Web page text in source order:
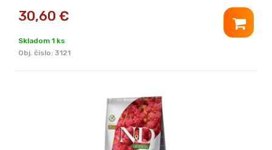
30,60 €
Skladom 1 ks
Obj. čislo: 3121